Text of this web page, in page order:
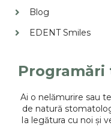
Blog
EDENT Smiles
Ai o nelămurire sau
de natură
Ia legătura cu noi și